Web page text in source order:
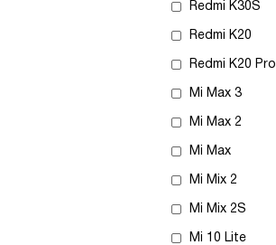
Redmi K30S
Redmi K20
Redmi K20 Pro
Mi Max 3
Mi Max 2
Mi Max
Mi Mix 2
Mi Mix 2S
Mi 10 Lite